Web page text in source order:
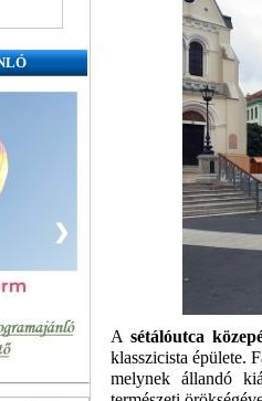
❯
A sétálóutca
klasszicista épülete.
melynek állandó